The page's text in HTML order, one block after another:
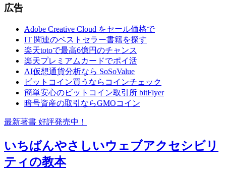
広告
Adobe Creative Cloud をセール価格で
IT 関連のベストセラー書籍を探す
楽天totoで最高6億円のチャンス
楽天プレミアムカードでポイ活
AI仮想通貨分析なら SoSoValue
ビットコイン買うならコインチェック
簡単安心のビットコイン取引所 bitFlyer
暗号資産の取引ならGMOコイン
最新著書 好評発売中！
いちばんやさしいウェブアクセシビリ
ティの教本